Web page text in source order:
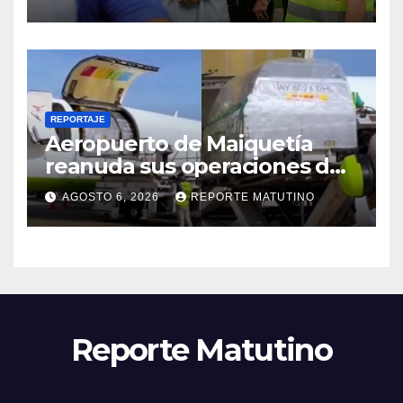
REPORTAJE
Aeropuerto de Maiquetía
reanuda sus operaciones de
carga con primer vuelo
desde Panamá
AGOSTO 6, 2026 REPORTE MATUTINO
Reporte Matutino